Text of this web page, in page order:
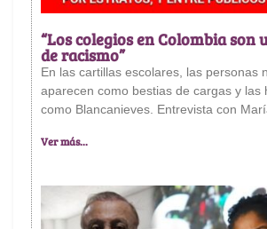
“Los colegios en Colombia son
de racismo”
En las cartillas escolares, las personas
aparecen como bestias de cargas y las
como Blancanieves. Entrevista con
Ver más...